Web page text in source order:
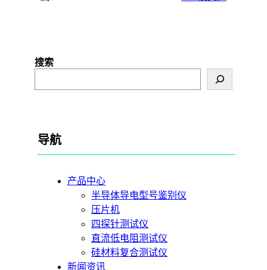
搜索
导航
产品中心
半导体导电型号鉴别仪
压片机
四探针测试仪
直流低电阻测试仪
硅材料复合测试仪
新闻资讯